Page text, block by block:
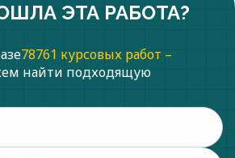
ЭТА РАБОТА?
78761 курсовых работ –
найти подходящую